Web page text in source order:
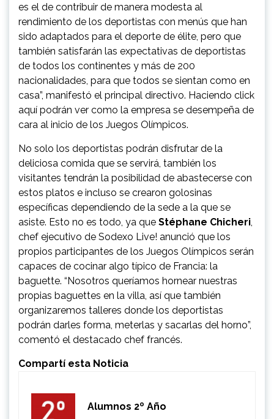
es el de contribuir de manera modesta al
rendimiento de los deportistas con menús que han
sido adaptados para el deporte de élite, pero que
también satisfarán las expectativas de deportistas
de todos los continentes y más de 200
nacionalidades, para que todos se sientan como en
casa”, manifestó el principal directivo. Haciendo click
aquí podrán ver como la empresa se desempeña de
cara al inicio de los Juegos Olímpicos.
No solo los deportistas podrán disfrutar de la
deliciosa comida que se servirá, también los
visitantes tendrán la posibilidad de abastecerse con
estos platos e incluso se crearon golosinas
específicas dependiendo de la sede a la que se
asiste. Esto no es todo, ya que Stéphane Chicheri
chef ejecutivo de Sodexo Live! anunció que los
propios participantes de los Juegos Olímpicos serán
capaces de cocinar algo típico de Francia: la
baguette. “Nosotros queríamos hornear nuestras
propias baguettes en la villa, así que también
organizaremos talleres donde los deportistas
podrán darles forma, meterlas y sacarlas del horno”,
comentó el destacado chef francés.
Compartí esta Noticia
Alumnos 2º Año